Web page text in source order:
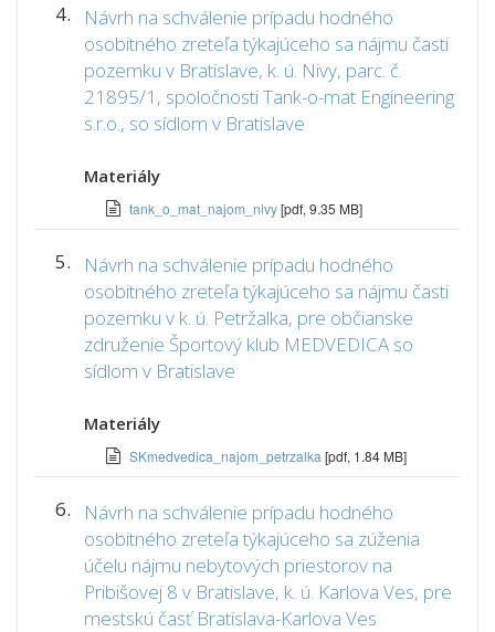
4.
Návrh na schválenie prípadu hodného
osobitného zreteľa týkajúceho sa nájmu časti
pozemku v Bratislave, k. ú. Nivy, parc. č.
21895/1, spoločnosti Tank-o-mat Engineering
s.r.o., so sídlom v Bratislave
Materiály
tank_o_mat_najom_nivy[pdf, 9.35 MB]
5.
Návrh na schválenie prípadu hodného
osobitného zreteľa týkajúceho sa nájmu časti
pozemku v k. ú. Petržalka, pre občianske
združenie Športový klub MEDVEDICA so
sídlom v Bratislave
Materiály
SKmedvedica_najom_petrzalka [pdf, 1.84 MB]
6.
Návrh na schválenie prípadu hodného
osobitného zreteľa týkajúceho sa zúženia
účelu nájmu nebytových priestorov na
Pribišovej 8 v Bratislave, k. ú. Karlova Ves, pre
mestskú časť Bratislava-Karlova Ves